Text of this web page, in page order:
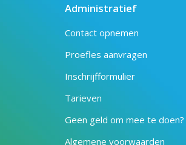
Administratief
Contact opnemen
Proefles aanvragen
Inschrijfformulier
Tarieven
Geen geld om mee te doen?
Algemene voorwaarden